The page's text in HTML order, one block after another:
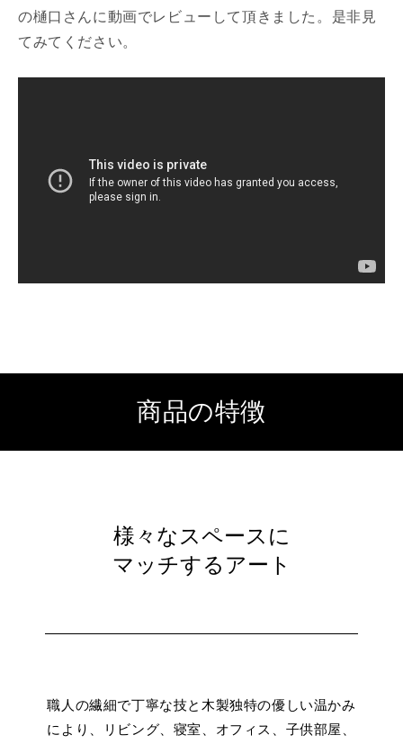
の樋口さんに動画でレビューして頂きました。是非見
てみてください。
商品の特徴
様々なスペースに
マッチするアート
職人の繊細で丁寧な技と木製独特の優しい温かみ
により、リビング、寝室、オフィス、子供部屋、